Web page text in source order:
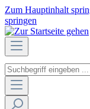
Zum Hauptinhalt
springen